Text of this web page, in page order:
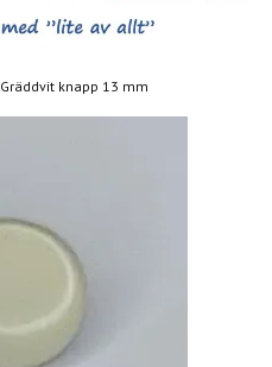
Gräddvit knapp 13 mm